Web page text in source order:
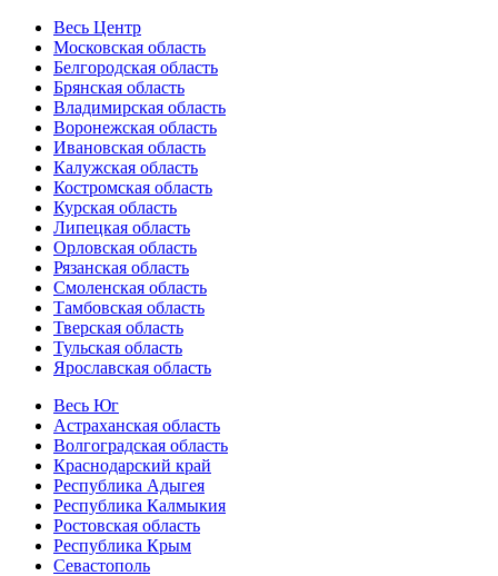
Весь Центр
Московская область
Белгородская область
Брянская область
Владимирская область
Воронежская область
Ивановская область
Калужская область
Костромская область
Курская область
Липецкая область
Орловская область
Рязанская область
Смоленская область
Тамбовская область
Тверская область
Тульская область
Ярославская область
Весь Юг
Астраханская область
Волгоградская область
Краснодарский край
Республика Адыгея
Республика Калмыкия
Ростовская область
Республика Крым
Севастополь